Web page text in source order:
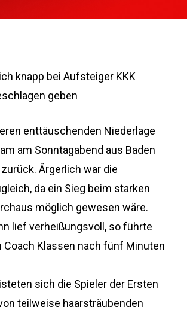
knapp bei Aufsteiger KKK
geben
enttäuschenden Niederlage
am Sonntagabend aus Baden
Ärgerlich war die
da ein Sieg beim starken
möglich gewesen wäre.
lief verheißungsvoll, so führte
Coach Klassen nach fünf Minuten
sich die Spieler der Ersten
teilweise haarsträubenden